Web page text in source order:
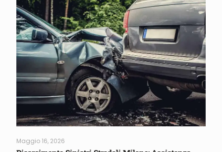
Maggio 16, 2026